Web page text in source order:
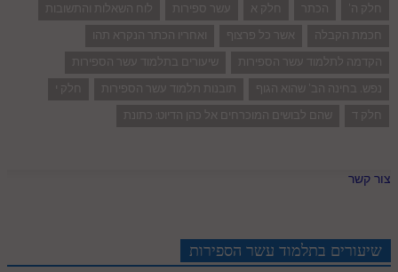
חלק ה' הכתר חלק א עשר ספירות
לוח השאלות והתשובות
חכמת הקבלה
אשר כל פרצוף
ואחריו הכתר הנקרא תהו
הקדמה לתלמוד עשר הספירות
שיעורים בתלמוד עשר הספירות
נפש. בחינה הב' שהוא הגוף
תובנות תלמוד עשר הספירות
חלק י
חלק ד
שהם לבושים המוכרחים אל כהן הדיוט: כתונת
צור קשר
שיעורים בתלמוד עשר הספירות